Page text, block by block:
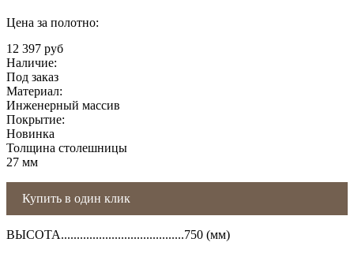
Цена за полотно:
12 397 руб
Наличие:
Под заказ
Материал:
Инженерный массив
Покрытие:
Новинка
Толщина столешницы
27 мм
Купить в один клик
ВЫСОТА.......................................750 (мм)